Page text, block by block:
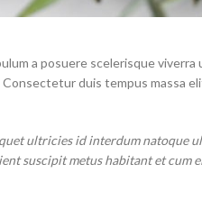
a posuere scelerisque
duis tempus massa
ultricies id interdum natoque
suscipit metus habitant et